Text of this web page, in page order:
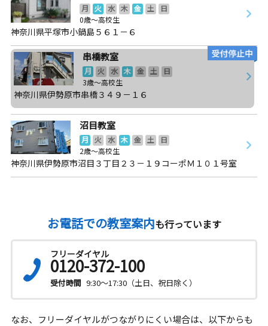
月 火 水 木 金 土
日
0歳～高校生
神奈川県平塚市小鍋島５６１－６
串橋教室
月 火 水 木 金 土
日
3歳～高校生
神奈川県伊勢原市串橋３４９－１６
沼目教室
月 火 水 木 金 土
日
2歳～高校生
神奈川県伊勢原市沼目３丁目２３－１９コーポＭ１０１号室
お電話での教室案内も行っています
フリーダイヤル
0120-372-100
受付時間 9:30～17:30（土日、祝日除く）
なお、フリーダイヤルがつながりにくい場合は、以下からも